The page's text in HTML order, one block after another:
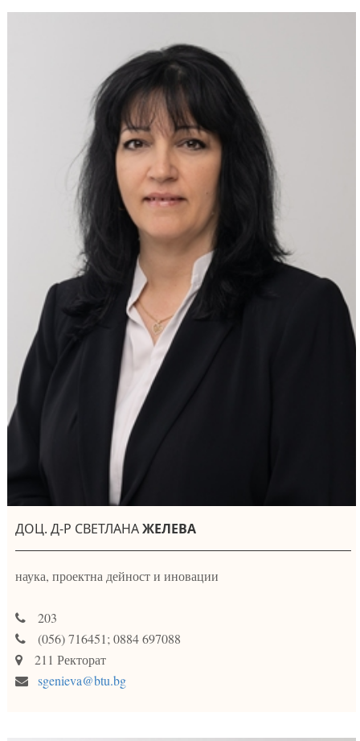
ДОЦ. Д-Р СВЕТЛАНАЖЕЛЕВА
наука, проектна дейност и иновации
203
(056) 716451; 0884 697088
211 Ректорат
sgenieva@btu.bg